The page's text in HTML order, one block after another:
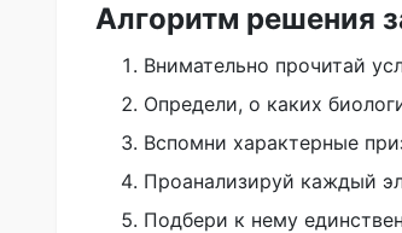
Алгоритм решения
Внимательно прочитай
Определи, о каких
Вспомни характерные
Проанализируй каждый
Подбери к нему